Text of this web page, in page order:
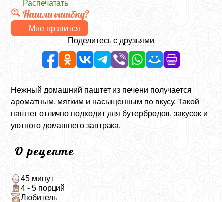
Распечатать
Нашли ошибку?
Мне нравится
Поделитесь с друзьями
Нежный домашний паштет из печени получается
ароматным, мягким и насыщенным по вкусу. Такой
паштет отлично подходит для бутербродов, закусок и
уютного домашнего завтрака.
О рецепте
45 минут
4 - 5 порций
Любитель